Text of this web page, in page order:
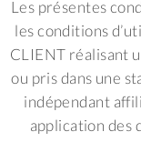
Les présentes
les conditions
CLIENT réalisant
ou pris dans une
indépendant
application des